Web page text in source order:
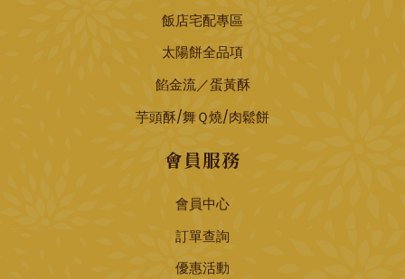
飯店宅配專區
太陽餅全品項
餡金流／蛋黃酥
芋頭酥/舞Ｑ燒/肉鬆餅
會員服務
會員中心
訂單查詢
優惠活動